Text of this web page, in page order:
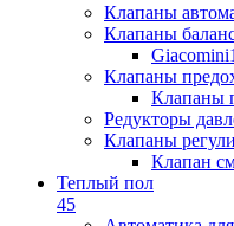
Клапаны
Клапаны
Giacomini
Клапаны
Клапаны
Редукторы
Клапаны
Клапан
Теплый пол
45